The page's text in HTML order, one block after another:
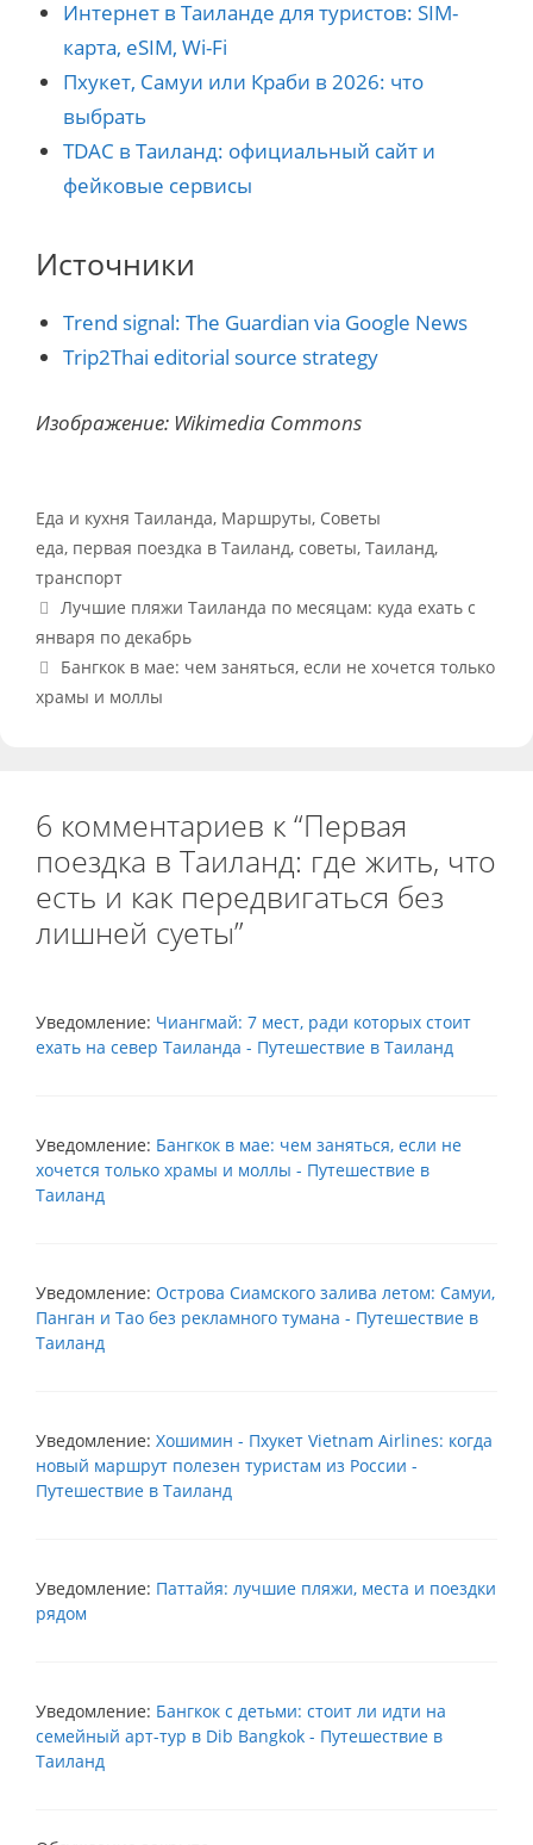
Интернет в Таиланде для туристов: SIM-
карта, eSIM, Wi-Fi
Пхукет, Самуи или Краби в 2026: что
выбрать
TDAC в Таиланд: официальный сайт и
фейковые сервисы
Источники
Trend signal: The Guardian via Google News
Trip2Thai editorial source strategy
Изображение: Wikimedia Commons
Рубрики
Еда и кухня Таиланда, Маршруты, Советы
Метки
еда, первая поездка в Таиланд, советы, Таиланд,
транспорт
Лучшие пляжи Таиланда по месяцам: куда ехать с
января по декабрь
Бангкок в мае: чем заняться, если не хочется только
храмы и моллы
6 комментариев к “Первая
поездка в Таиланд: где жить, что
есть и как передвигаться без
лишней суеты”
Уведомление: Чиангмай: 7 мест, ради которых стоит
ехать на север Таиланда - Путешествие в Таиланд
Уведомление: Бангкок в мае: чем заняться, если не
хочется только храмы и моллы - Путешествие в
Таиланд
Уведомление: Острова Сиамского залива летом: Самуи,
Панган и Тао без рекламного тумана - Путешествие в
Таиланд
Уведомление: Хошимин - Пхукет Vietnam Airlines: когда
новый маршрут полезен туристам из России -
Путешествие в Таиланд
Уведомление: Паттайя: лучшие пляжи, места и поездки
рядом
Уведомление: Бангкок с детьми: стоит ли идти на
семейный арт-тур в Dib Bangkok - Путешествие в
Таиланд